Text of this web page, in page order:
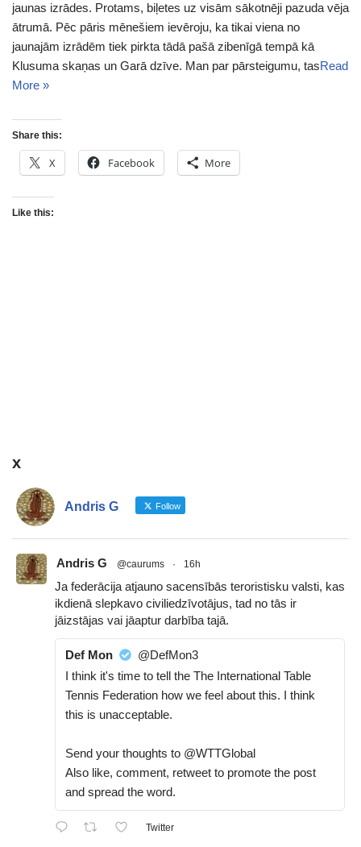
jaunas izrādes. Protams, biļetes uz visām sākotnēji pazuda vēja
ātrumā. Pēc pāris mēnešiem ievēroju, ka tikai viena no
jaunajām izrādēm tiek pirkta tādā pašā zibenīgā tempā kā
Klusuma skaņas un Garā dzīve. Man par pārsteigumu, tasRead
More »
Share this:
X Facebook More
Like this:
x
Andris G Follow
Andris G @caurums · 16h
Ja federācija atjauno sacensībās teroristisku valsti, kas
ikdienā slepkavo civiliedzīvotājus, tad no tās ir
jāizstājas vai jāaptur darbība tajā.
Def Mon
@DefMon3
I think it's time to tell the The International Table
Tennis Federation how we feel about this. I think
this is unacceptable.
Send your thoughts to @WTTGlobal
Also like, comment, retweet to promote the post
and spread the word.
Twitter